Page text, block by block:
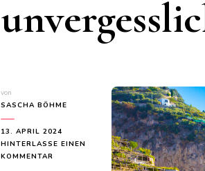
von
SASCHA BÖHME
13. APRIL 2024
HINTERLASSE EINEN
KOMMENTAR